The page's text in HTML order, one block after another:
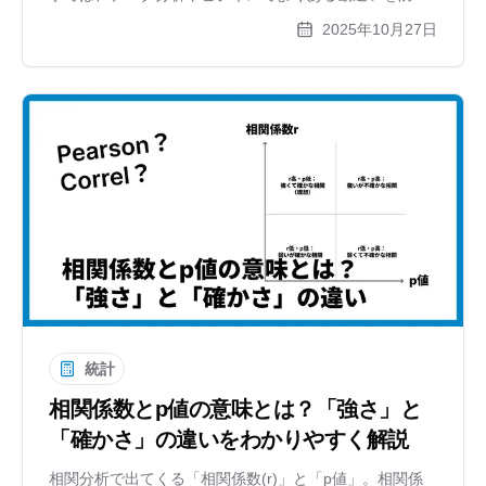
ため、相関関係と因果関係の決定的な違いを、アイスと
水難事故のような具体例を交えて分かりやすく解説しま
2025年10月27日
統計
相関係数とp値の意味とは？「強さ」と
「確かさ」の違いをわかりやすく解説
相関分析で出てくる「相関係数(r)」と「p値」。相関係